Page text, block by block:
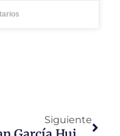
Siguiente